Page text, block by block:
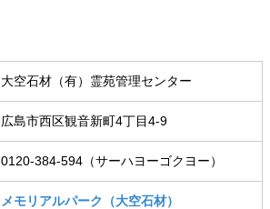
大空石材（有）霊苑管理センター
広島市西区観音新町4丁目4-9
0120-384-594（サーハヨーゴクヨー）
メモリアルパーク（大空石材）